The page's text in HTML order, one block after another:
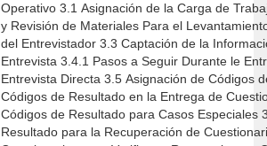
Operativo 3.1 Asignación de la Carga de Trabajo 3.1.1 Recepción
y Revisión de Materiales Para el Levantamiento 3.2
del Entrevistador 3.3 Captación de la Información 3.4 La
Entrevista 3.4.1 Pasos a Seguir Durante le
Entrevista Directa 3.5 Asignación de Códigos de Resultado 3.5.1
Códigos de Resultado en la Entrega de
Códigos de Resultado para Casos Especiales
Resultado para la Recuperación de